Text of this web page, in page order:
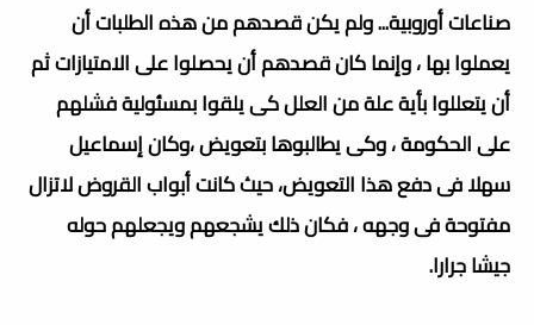
صناعات أوروبية... ولم يكن قصدهم من هذه الطلبات أن
يعملوا بها ، وإنما كان قصدهم أن يحصلوا على الامتيازات ثم
أن يتعللوا بأية علة من العلل كى يلقوا بمسئولية فشلهم
على الحكومة ، وكى يطالبوها بتعويض ،وكان إسماعيل
سهلا فى دفع هذا التعويض، حيث كانت أبواب القروض لاتزال
مفتوحة فى وجهه ، فكان ذلك يشجعهم ويجعلهم حوله
جيشا جرارا.